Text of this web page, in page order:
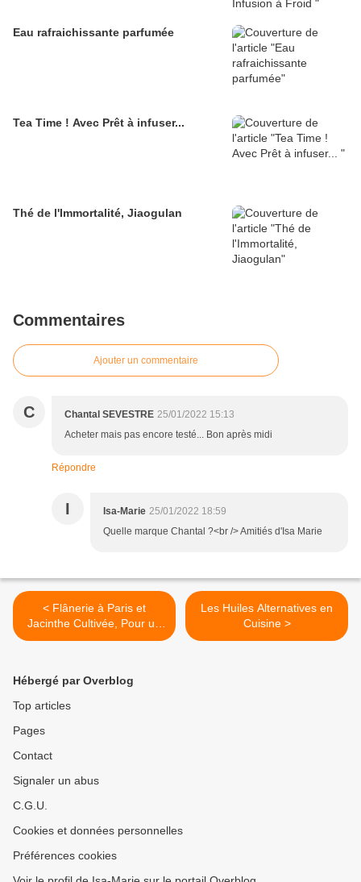
Eau rafraichissante parfumée
Tea Time ! Avec Prêt à infuser...
Thé de l'Immortalité, Jiaogulan
Commentaires
Ajouter un commentaire
C Chantal SEVESTRE 25/01/2022 15:13
Acheter mais pas encore testé... Bon après midi
Répondre
I Isa-Marie 25/01/2022 18:59
Quelle marque Chantal ?<br /> Amitiés d'Isa Marie
< Flânerie à Paris et
Jacinthe Cultivée, Pour un
Herbier...
Les Huiles Alternatives en
Cuisine >
Hébergé par Overblog
Top articles
Pages
Contact
Signaler un abus
C.G.U.
Cookies et données personnelles
Préférences cookies